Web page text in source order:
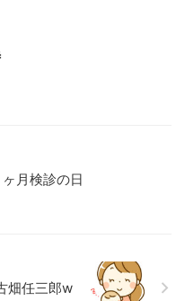
月検診の日
任三郎w